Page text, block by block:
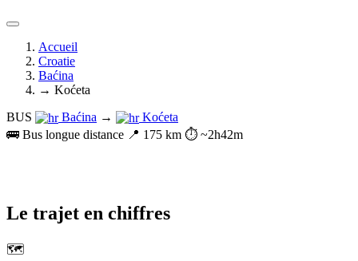
Accueil
Croatie
Baćina
→ Koćeta
BUS
Baćina →
Koćeta
🚌 Bus longue distance 📍 175 km ⏱️ ~2h42m
Le trajet en chiffres
🗺️